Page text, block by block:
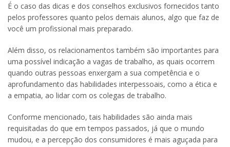
É o caso das dicas e dos conselhos exclusivos fornecidos tanto
pelos professores quanto pelos demais alunos, algo que faz de
você um profissional mais preparado.
Além disso, os relacionamentos também são importantes para
uma possível indicação a vagas de trabalho, as quais ocorrem
quando outras pessoas enxergam a sua competência e o
aprofundamento das habilidades interpessoais, como a ética e
a empatia, ao lidar com os colegas de trabalho.
Conforme mencionado, tais habilidades são ainda mais
requisitadas do que em tempos passados, já que o mundo
mudou, e a percepção dos consumidores é mais aguçada para